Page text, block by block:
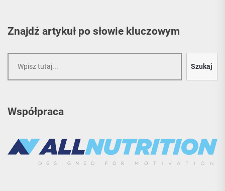
Znajdź artykuł po słowie kluczowym
Szukaj
Współpraca